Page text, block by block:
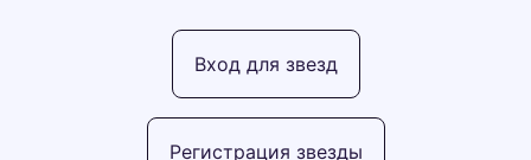
Регистрация звезды
Вход для звезд